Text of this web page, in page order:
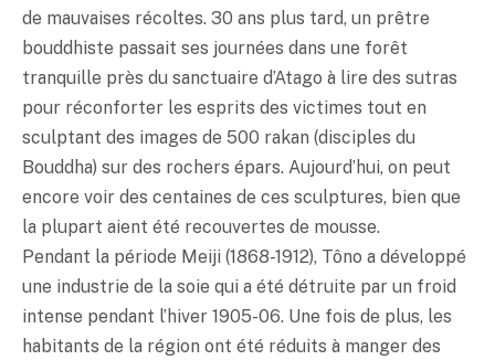
de mauvaises récoltes. 30 ans plus tard, un prêtre
bouddhiste passait ses journées dans une forêt
tranquille près du sanctuaire d’Atago à lire des sutras
pour réconforter les esprits des victimes tout en
sculptant des images de 500 rakan (disciples du
Bouddha) sur des rochers épars. Aujourd’hui, on peut
encore voir des centaines de ces sculptures, bien que
la plupart aient été recouvertes de mousse.
Pendant la période Meiji (1868-1912), Tôno a développé
une industrie de la soie qui a été détruite par un froid
intense pendant l’hiver 1905-06. Une fois de plus, les
habitants de la région ont été réduits à manger des